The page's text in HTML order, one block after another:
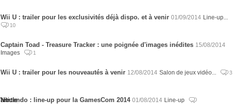
Wii U : trailer pour les exclusivités déjà dispo. et à venir 01/09/2014 Line-up...
10
Captain Toad - Treasure Tracker : une poignée d'images inédites 15/08/2014
Images
1
Wii U : trailer pour les nouveautés à venir 12/08/2014 Salon de jeux vidéo... 3
Nintendo : line-up pour la GamesCom 2014 01/08/2014 Line-up